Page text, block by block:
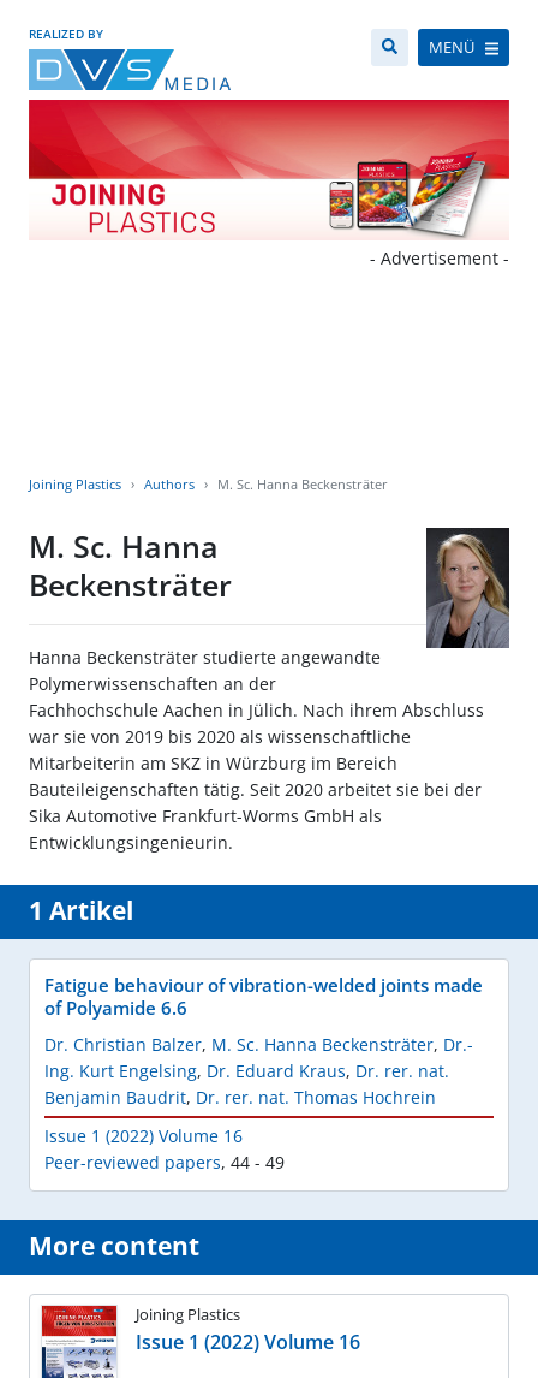
REALIZED BY
MENÜ
- Advertisement -
Joining Plastics Authors M. Sc. Hanna Beckensträter
M. Sc. Hanna
Beckensträter
Hanna Beckensträter studierte angewandte
Polymerwissenschaften an der
Fachhochschule Aachen in Jülich. Nach ihrem Abschluss
war sie von 2019 bis 2020 als wissenschaftliche
Mitarbeiterin am SKZ in Würzburg im Bereich
Bauteileigenschaften tätig. Seit 2020 arbeitet sie bei der
Sika Automotive Frankfurt-Worms GmbH als
Entwicklungsingenieurin.
1 Artikel
Fatigue behaviour of vibration-welded joints made
of Polyamide 6.6
Dr. Christian Balzer, M. Sc. Hanna Beckensträter, Dr.-
Ing. Kurt Engelsing, Dr. Eduard Kraus, Dr. rer. nat.
Benjamin Baudrit, Dr. rer. nat. Thomas Hochrein
Issue 1 (2022) Volume 16
Peer-reviewed papers, 44 - 49
More content
Joining Plastics
Issue 1 (2022) Volume 16